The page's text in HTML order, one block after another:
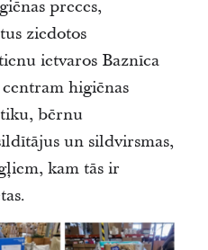
preces,
ziedotos
ietvaros Baznīca
higiēnas
bērnu
un sildvirsmas,
kam tās ir